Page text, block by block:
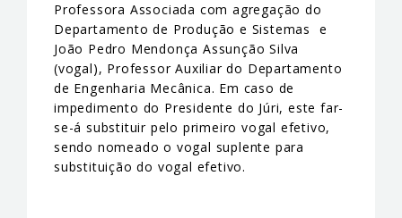
Professora Associada com agregação do
Departamento de Produção e Sistemas e
João Pedro Mendonça Assunção Silva
(vogal), Professor Auxiliar do Departamento
de Engenharia Mecânica. Em caso de
impedimento do Presidente do Júri, este far-
se-á substituir pelo primeiro vogal efetivo,
sendo nomeado o vogal suplente para
substituição do vogal efetivo.